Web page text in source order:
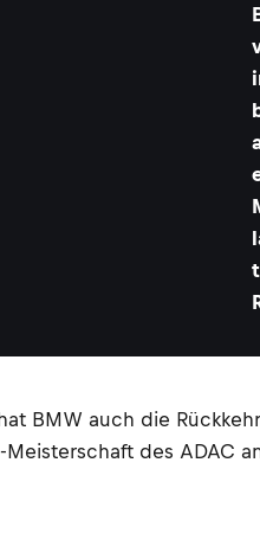
BMW auch die
des ADAC